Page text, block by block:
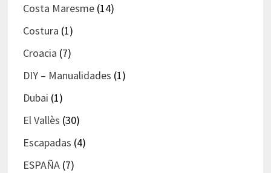
Costa Maresme(14)
Costura (1)
Croacia (7)
DIY – Manualidades (1)
Dubai (1)
El Vallès (30)
Escapadas (4)
ESPAÑA(7)